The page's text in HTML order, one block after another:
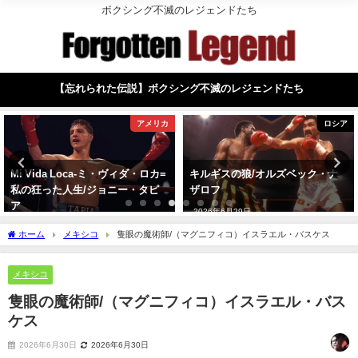
ボクシング不滅のレジェンドたち
【忘れられた伝説】ボクシング不滅のレジェンドたち
アメリカ
Mi Vida Loca-ミ・ヴィダ・ロカ=
私の狂った人生/ジョニー・タピ
ア
ロシア
キルギスの狼/オルズベック・ナ
ザロフ
2026年6月29日
ホーム メキシコ 隻眼の魔術師/（マグニフィコ）イスラエル・バスケス
メキシコ
隻眼の魔術師/（マグニフィコ）イスラエル・バス
ケス
2026年6月30日 2026年6月30日